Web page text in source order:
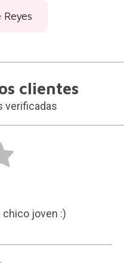
Reyes
clientes
verificadas
chico joven :)